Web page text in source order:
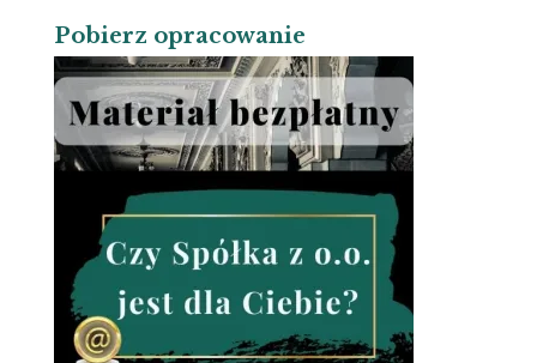
Pobierz opracowanie